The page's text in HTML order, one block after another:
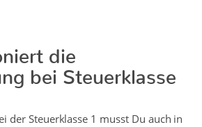
die
bei Steuerklasse
der Steuerklasse 1 musst Du auch in